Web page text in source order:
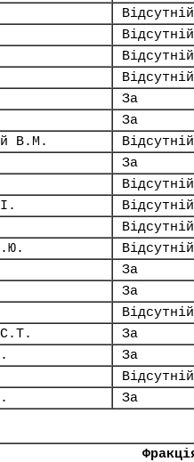
Відсутній
Відсутній
Відсутній
Відсутній
За
За
В.М.
Відсутній
За
Відсутній
Відсутній
Відсутній
Відсутній
За
За
Відсутній
С.Т.
За
За
Відсутній
За